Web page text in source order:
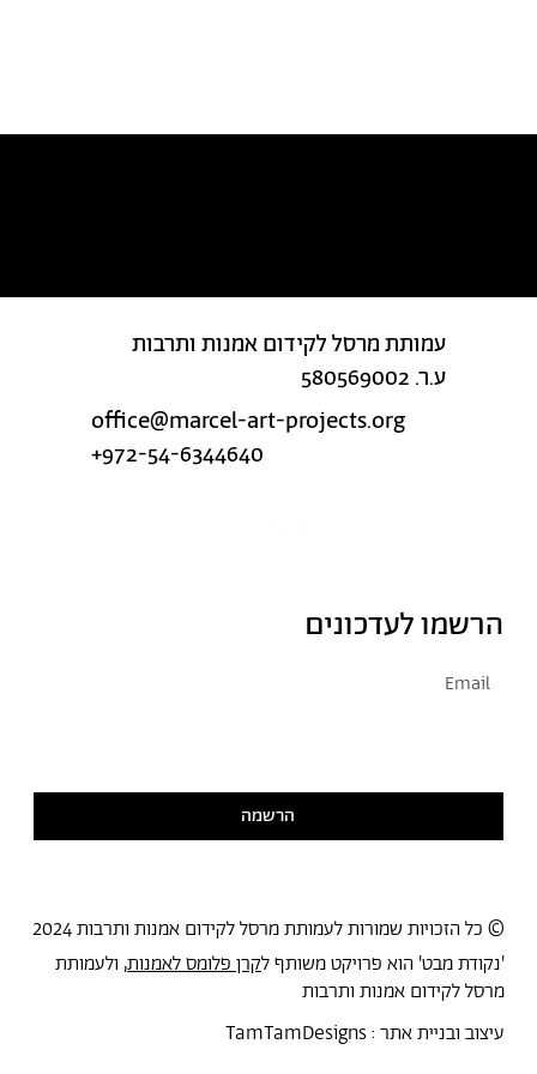
עמותת מרסל לקידום אמנות ותרבות
ע.ר. 580569002
office@marcel-art-projects.org
+972-54-6344640
הרשמו לעדכונים
הרשמה
© כל הזכויות שמורות לעמותת מרסל לקידום אמנות ותרבות 2024
'נקודת מבט' הוא פרויקט משותף לקרן פלומס לאמנות, ולעמותת
מרסל לקידום אמנות ותרבות
עיצוב ובניית אתר :TamTamDesigns